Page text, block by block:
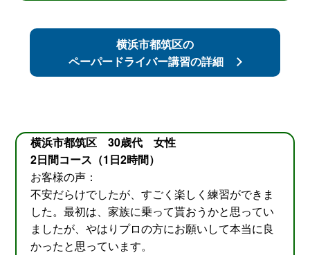
横浜市都筑区の
ペーパードライバー講習の詳細
横浜市都筑区 30歳代 女性
2日間コース（1日2時間）
お客様の声：
不安だらけでしたが、すごく楽しく練習ができま
した。最初は、家族に乗って貰おうかと思ってい
ましたが、やはりプロの方にお願いして本当に良
かったと思っています。